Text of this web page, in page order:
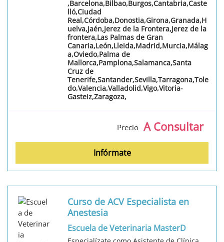
,Barcelona,Bilbao,Burgos,Cantabria,Caste
lló,Ciudad
Real,Córdoba,Donostia,Girona,Granada,H
uelva,Jaén,Jerez de la Frontera,Jerez de la
frontera,Las Palmas de Gran
Canaria,León,Lleida,Madrid,Murcia,Málag
a,Oviedo,Palma de
Mallorca,Pamplona,Salamanca,Santa
Cruz de
Tenerife,Santander,Sevilla,Tarragona,Tole
do,Valencia,Valladolid,Vigo,Vitoria-
Gasteiz,Zaragoza,
Precio A Consultar
Infórmate
Curso de ACV Especialista en
Anestesia
Escuela de Veterinaria MasterD